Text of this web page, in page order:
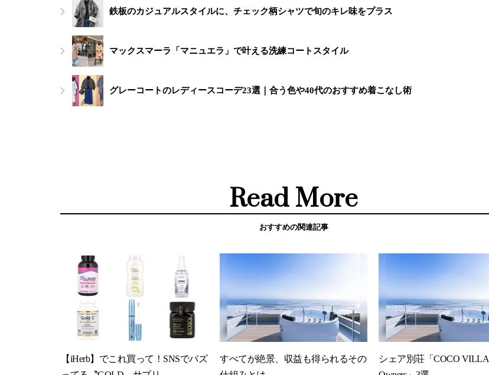
鉄板のカジュアルスタイルに、チェック柄シャツで旬のキレ味をプラス
マックスマーラ「マニュエラ」で叶える洗練コートスタイル
グレーコートのレディースコーデ23選｜合う色や40代のおすすめ着こなし術
Read More
おすすめの関連記事
【iHerb】でこれ買って！SNSでバズ
すべてが絶景、収益も得られるその
シェア別荘「COCO VILLA